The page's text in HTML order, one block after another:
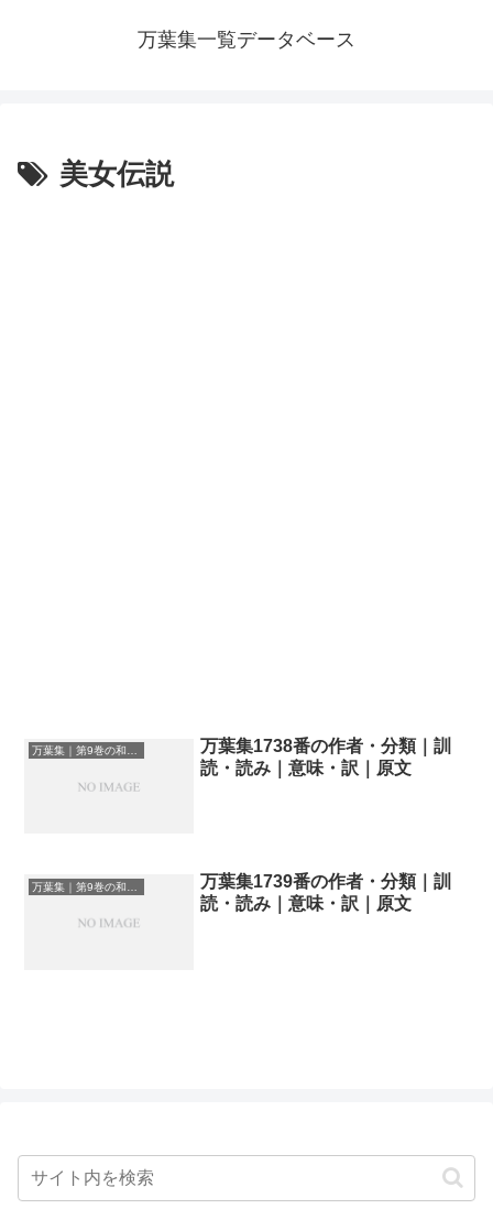
万葉集一覧データベース
美女伝説
万葉集1738番の作者・分類｜訓
読・読み｜意味・訳｜原文
万葉集1739番の作者・分類｜訓
読・読み｜意味・訳｜原文